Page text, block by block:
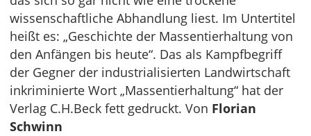
wissenschaftliche Abhandlung liest. Im Untertitel
heißt es: „Geschichte der Massentierhaltung von
den Anfängen bis heute“. Das als Kampfbegriff
der Gegner der industrialisierten Landwirtschaft
inkriminierte Wort „Massentierhaltung“ hat der
Verlag C.H.Beck fett gedruckt. Von Florian
Schwinn